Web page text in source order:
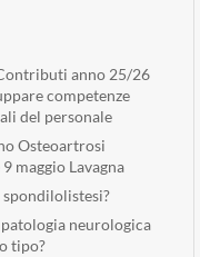
anno 25/26
competenze
del personale
Osteoartrosi
maggio Lavagna
neurologica
tipo?